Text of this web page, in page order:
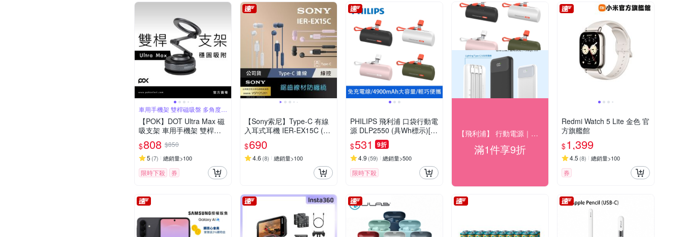
車用手機架 雙桿磁吸盤 多角度支
架
【POK】DOT Ultra Max 磁
吸支架 車用手機架 雙桿磁
吸盤 多角度支架
$808 $850
5 (7) 總銷量>100
限時下殺 券
【Sony索尼】Type-C 有線
入耳式耳機 IER-EX15C (公
司貨 保固12個月)
$690
4.6 (8) 總銷量>100
PHILIPS 飛利浦 口袋行動電
源 DLP2550 (具Wh標示)[特
殺]
$531 9折
4.9 (59) 總銷量>500
限時下殺
【飛利浦】 行動電源｜充電座 結帳9折優惠
滿1件享9折
Redmi Watch 5 Lite 金色 官
方旗艦館
$1,399
4.5 (8) 總銷量>100
券